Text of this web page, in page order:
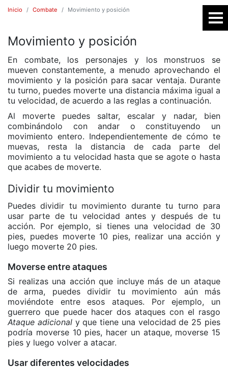
Inicio Combate Movimiento y posición
Movimiento y posición
En combate, los personajes y los monstruos se
mueven constantemente, a menudo aprovechando el
movimiento y la posición para sacar ventaja. Durante
tu turno, puedes moverte una distancia máxima igual a
tu velocidad, de acuerdo a las reglas a continuación.
Al moverte puedes saltar, escalar y nadar, bien
combinándolo con andar o constituyendo un
movimiento entero. Independientemente de cómo te
muevas, resta la distancia de cada parte del
movimiento a tu velocidad hasta que se agote o hasta
que acabes de moverte.
Dividir tu movimiento
Puedes dividir tu movimiento durante tu turno para
usar parte de tu velocidad antes y después de tu
acción. Por ejemplo, si tienes una velocidad de 30
pies, puedes moverte 10 pies, realizar una acción y
luego moverte 20 pies.
Moverse entre ataques
Si realizas una acción que incluye más de un ataque
de arma, puedes dividir tu movimiento aún más
moviéndote entre esos ataques. Por ejemplo, un
guerrero que puede hacer dos ataques con el rasgo
Ataque adicionaly que tiene una velocidad de 25 pies
podría moverse 10 pies, hacer un ataque, moverse 15
pies y luego volver a atacar.
Usar diferentes velocidades